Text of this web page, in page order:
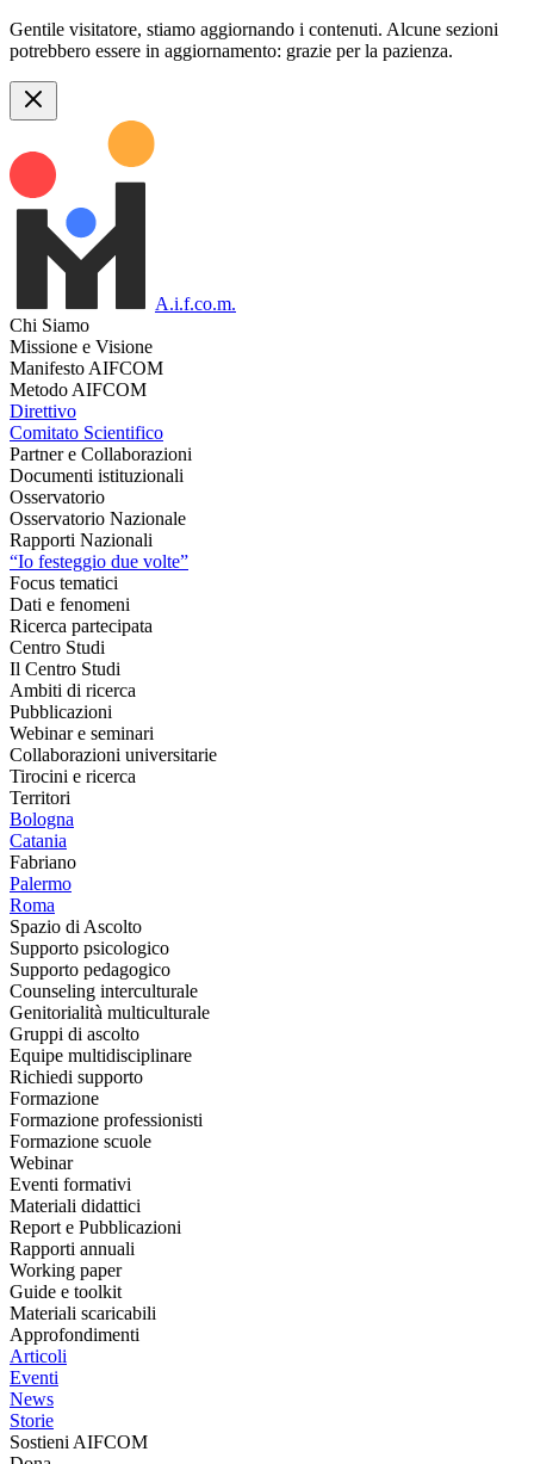
Gentile visitatore, stiamo aggiornando i contenuti. Alcune sezioni
potrebbero essere in aggiornamento: grazie per la pazienza.
A.i.f.co.m.
Chi Siamo
Missione e Visione
Manifesto AIFCOM
Metodo AIFCOM
Direttivo
Comitato Scientifico
Partner e Collaborazioni
Documenti istituzionali
Osservatorio
Osservatorio Nazionale
Rapporti Nazionali
“Io festeggio due volte”
Focus tematici
Dati e fenomeni
Ricerca partecipata
Centro Studi
Il Centro Studi
Ambiti di ricerca
Pubblicazioni
Webinar e seminari
Collaborazioni universitarie
Tirocini e ricerca
Territori
Bologna
Catania
Fabriano
Palermo
Roma
Spazio di Ascolto
Supporto psicologico
Supporto pedagogico
Counseling interculturale
Genitorialità multiculturale
Gruppi di ascolto
Equipe multidisciplinare
Richiedi supporto
Formazione
Formazione professionisti
Formazione scuole
Webinar
Eventi formativi
Materiali didattici
Report e Pubblicazioni
Rapporti annuali
Working paper
Guide e toolkit
Materiali scaricabili
Approfondimenti
Articoli
Eventi
News
Storie
Sostieni AIFCOM